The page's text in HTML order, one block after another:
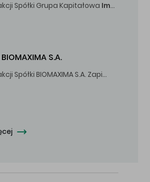
Spółki Grupa Kapitałowa Immobile
S.A.
Trwa skup akcji Spółki BIOMAXIMA S.A. Zapisy do 4 sierpnia 2026 r. do godz. 16.00.